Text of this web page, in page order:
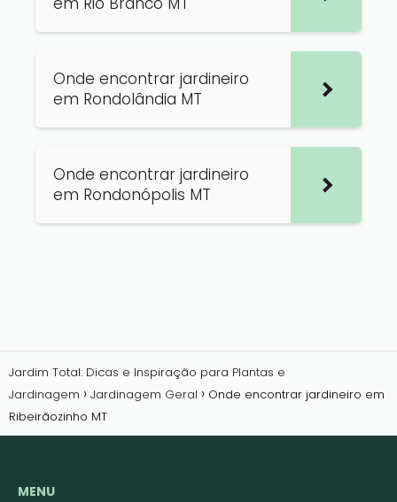
Onde encontrar jardineiro
em Rondolândia MT
Onde encontrar jardineiro
em Rondonópolis MT
Jardim Total: Dicas e Inspiração para Plantas e
Jardinagem
Jardinagem Geral
Onde encontrar jardineiro em
Ribeirãozinho MT
MENU